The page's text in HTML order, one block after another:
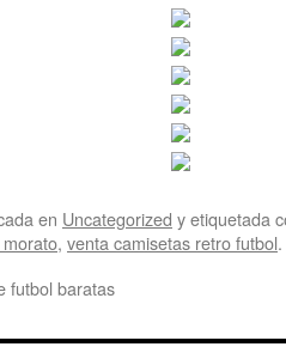
en Uncategorized y etiquetada
, venta camisetas retro futbol
futbol baratas